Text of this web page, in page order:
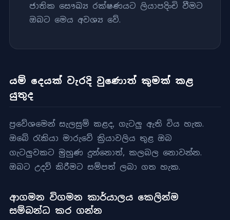
ජාතික සෞඛ්‍ය රක්ෂණයට ලියාපදිංචි වීමට
ඔබට මෙය අවශ්‍ය වේ.
යම් දෙයක් වැරදි වුණොත් කුමක් කළ
යුතුද
ප්‍රවේශමෙන් සැලසුම් කළද, ගැටලු ඇති විය හැක.
ඔබේ රැකියා මාරුවේ ක්‍රියාවලිය තුළ ඔබ
ගැටලුවකට මුහුණ දුන්නොත්, කලබල නොවන්න.
ඔබට උදව් කිරීමට සම්පත් ලබා ගත හැක.
ආගමන විගමන කාර්යාලය කෙලින්ම
සම්බන්ධ කර ගන්න